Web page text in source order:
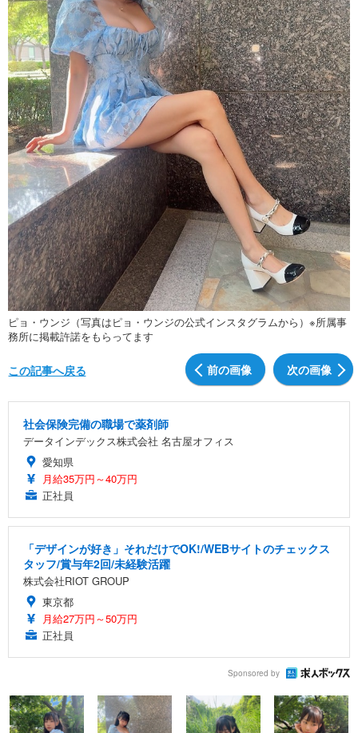
ピョ・ウンジ（写真はピョ・ウンジの公式インスタグラムから）※所属事
務所に掲載許諾をもらってます
前の画像 次の画像
この記事へ戻る
社会保険完備の職場で薬剤師
データインデックス株式会社 名古屋オフィス
愛知県
月給35万円～40万円
正社員
「デザインが好き」それだけでOK!/WEBサイトのチェックス
タッフ/賞与年2回/未経験活躍
株式会社RIOT GROUP
東京都
月給27万円～50万円
正社員
Sponsored by